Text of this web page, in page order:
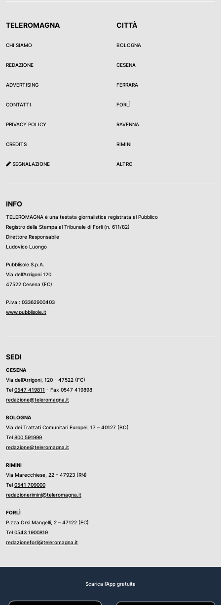
TELEROMAGNA
CHI SIAMO
REDAZIONE
ADVERTISING
CONTATTI
PRIVACY POLICY
CREDITS
SEGNALAZIONE
CITTÀ
BOLOGNA
CESENA
FERRARA
FORLÌ
RAVENNA
RIMINI
ALTRO
INFO
TELEROMAGNA è una testata giornalistica registrata al Pubblico
Registro della Stampa al Tribunale di Forli (n. 611/82)
Direttore Responsabile
Ludovico Luongo
Pubblisole S.p.A.
Via dell’Arrigoni 120
47522 Cesena (FC)
P.iva : 03362900403
www.pubblisole.it
SEDI
CESENA
Via dell’Arrigoni, 120 - 47522 (FC)
Tel 0547 419811 - Fax 0547 419898
redazione@teleromagna.it
BOLOGNA
Via dei Trattati Comunitari Europei, 17 – 40127 (BO)
Tel 800 591999
redazione@teleromagna.it
RIMINI
Via Marecchiese, 22 – 47923 (RN)
Tel 0541 709000
redazionerimini@teleromagna.it
FORLÌ
P.zza Orsi Mangelli, 2 – 47122 (FC)
Tel 0543 1900819
redazioneforli@teleromagna.it
Scarica l'App gratuita